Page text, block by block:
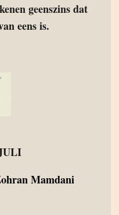
geenszins dat
eens is.
Mamdani